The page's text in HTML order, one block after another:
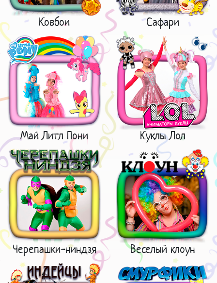
Ковбои Сафари
Май Литл Пони Куклы Лол
Черепашки-ниндзя Веселый клоун